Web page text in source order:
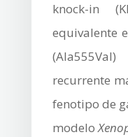
knock-in
equivalente
(Ala555Val)
recurrente
fenotipo de
modelo